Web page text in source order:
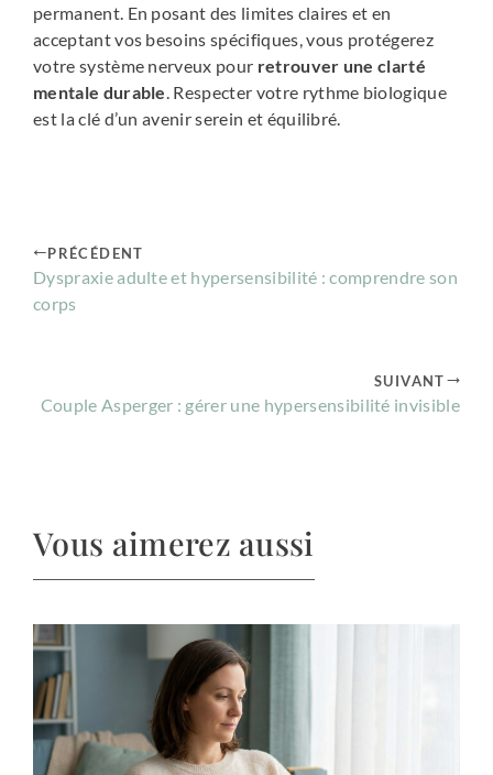
permanent. En posant des limites claires et en
acceptant vos besoins spécifiques, vous protégerez
votre système nerveux pour retrouver une clarté
mentale durable . Respecter votre rythme biologique
est la clé d’un avenir serein et équilibré.
PRÉCÉDENT
Dyspraxie adulte et hypersensibilité : comprendre son
corps
SUIVANT
Couple Asperger : gérer une hypersensibilité invisible
Vous aimerez aussi